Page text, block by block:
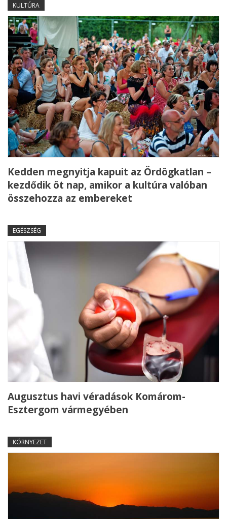
KULTÚRA
Kedden megnyitja kapuit az Ördögkatlan –
kezdődik öt nap, amikor a kultúra valóban
összehozza az embereket
EGÉSZSÉG
Augusztus havi véradások Komárom-
Esztergom vármegyében
KÖRNYEZET